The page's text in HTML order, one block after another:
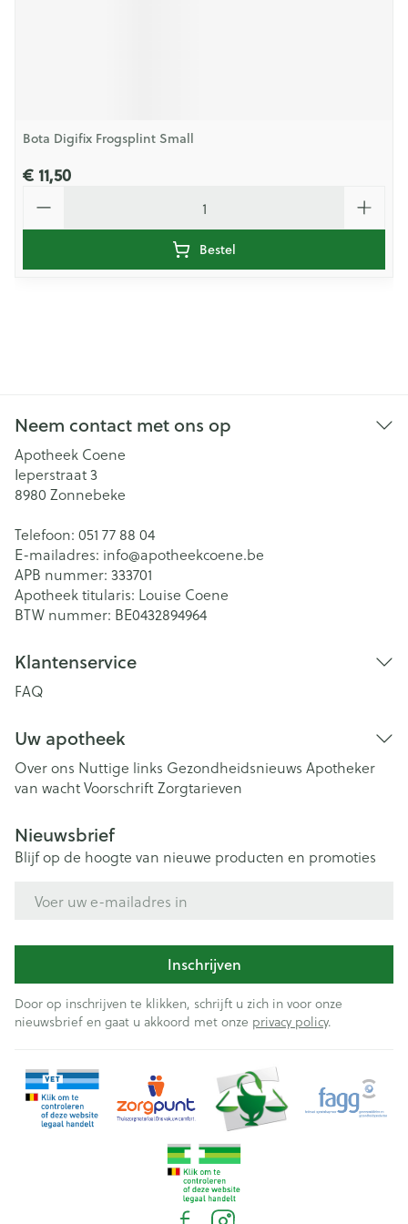
Bota Digifix Frogsplint Small
€ 11,50
Bestel
Neem contact met ons op
Apotheek Coene
Ieperstraat 3
8980 Zonnebeke
Telefoon: 051 77 88 04
E-mailadres: info@apotheekcoene.be
APB nummer: 333701
Apotheek titularis: Louise Coene
BTW nummer: BE0432894964
Klantenservice
FAQ
Uw apotheek
Over ons Nuttige links Gezondheidsnieuws Apotheker
van wachtVoorschriftZorgtarieven
Nieuwsbrief
Blijf op de hoogte van nieuwe producten en promoties
Inschrijven
Door op inschrijven te klikken, schrijft u zich in voor onze
nieuwsbrief en gaat u akkoord met onze privacy policy.